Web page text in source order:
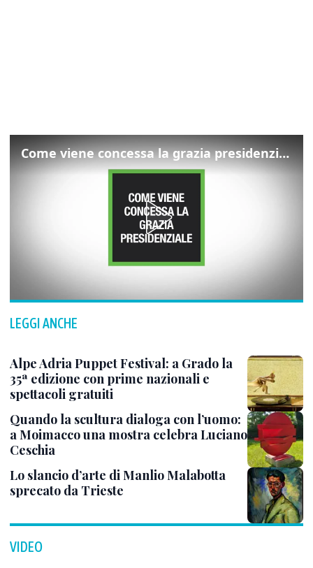
Come viene concessa la grazia presidenziale
LEGGI ANCHE
Alpe Adria Puppet Festival: a Grado la
35ª edizione con prime nazionali e
spettacoli gratuiti
Quando la scultura dialoga con l’uomo:
a Moimacco una mostra celebra Luciano
Ceschia
Lo slancio d’arte di Manlio Malabotta
sprecato da Trieste
VIDEO